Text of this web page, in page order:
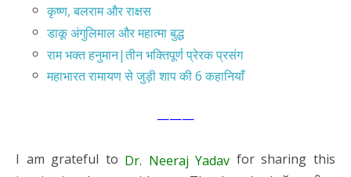
कृष्ण, बलराम और राक्षस
डाकू अंगुलिमाल और महात्मा बुद्ध
राम भक्त हनुमान|तीन भक्तिपूर्ण प्रेरक प्रसंग
महाभारत रामायण से जुड़ी शाप की 6 कहानियाँ
———
I am grateful to Dr. Neeraj Yadav for sharing this